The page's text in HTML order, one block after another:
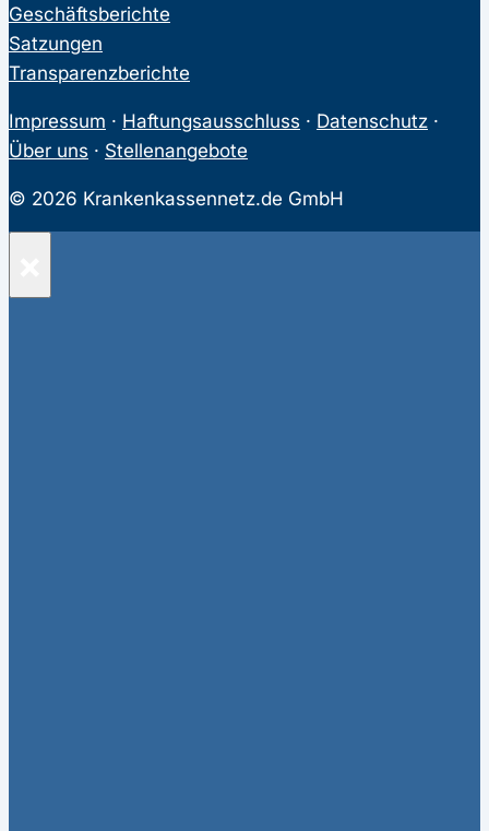
Geschäftsberichte
Satzungen
Transparenzberichte
Impressum · Haftungsausschluss · Datenschutz ·
Über uns · Stellenangebote
© 2026 Krankenkassennetz.de GmbH